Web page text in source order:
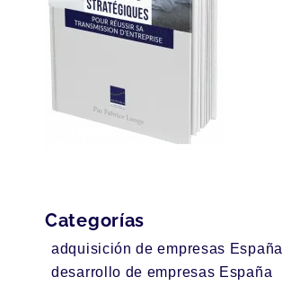
Categorías
adquisición de empresas España
desarrollo de empresas España